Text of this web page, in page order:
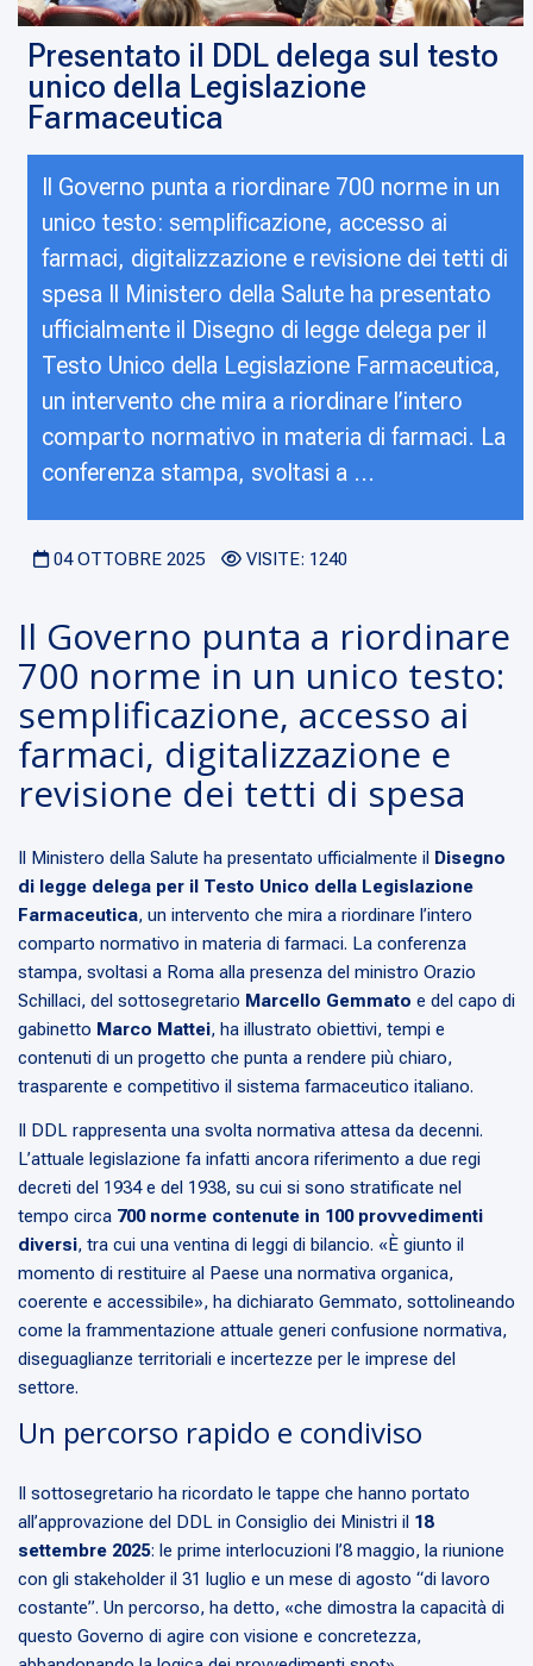
Presentato il DDL delega sul testo
unico della Legislazione
Farmaceutica
Il Governo punta a riordinare 700 norme in un
unico testo: semplificazione, accesso ai
farmaci, digitalizzazione e revisione dei tetti di
spesa Il Ministero della Salute ha presentato
ufficialmente il Disegno di legge delega per il
Testo Unico della Legislazione Farmaceutica,
un intervento che mira a riordinare l’intero
comparto normativo in materia di farmaci. La
conferenza stampa, svoltasi a ...
04 OTTOBRE 2025 VISITE: 1240
Il Governo punta a riordinare
700 norme in un unico testo:
semplificazione, accesso ai
farmaci, digitalizzazione e
revisione dei tetti di spesa
Il Ministero della Salute ha presentato ufficialmente il Disegno
di legge delega per il Testo Unico della Legislazione
Farmaceutica, un intervento che mira a riordinare l’intero
comparto normativo in materia di farmaci. La conferenza
stampa, svoltasi a Roma alla presenza del ministro Orazio
Schillaci, del sottosegretario Marcello Gemmato e del capo di
gabinetto Marco Mattei, ha illustrato obiettivi, tempi e
contenuti di un progetto che punta a rendere più chiaro,
trasparente e competitivo il sistema farmaceutico italiano.
Il DDL rappresenta una svolta normativa attesa da decenni.
L’attuale legislazione fa infatti ancora riferimento a due regi
decreti del 1934 e del 1938, su cui si sono stratificate nel
tempo circa 700 norme contenute in 100 provvedimenti
diversi, tra cui una ventina di leggi di bilancio. «È giunto il
momento di restituire al Paese una normativa organica,
coerente e accessibile», ha dichiarato Gemmato, sottolineando
come la frammentazione attuale generi confusione normativa,
diseguaglianze territoriali e incertezze per le imprese del
settore.
Un percorso rapido e condiviso
Il sottosegretario ha ricordato le tappe che hanno portato
all’approvazione del DDL in Consiglio dei Ministri il 18
settembre 2025: le prime interlocuzioni l’8 maggio, la riunione
con gli stakeholder il 31 luglio e un mese di agosto “di lavoro
costante”. Un percorso, ha detto, «che dimostra la capacità di
questo Governo di agire con visione e concretezza,